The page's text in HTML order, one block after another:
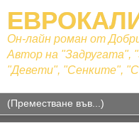
Он-лайн роман от
Автор на "Задругата",
"Девети", "Сенките",